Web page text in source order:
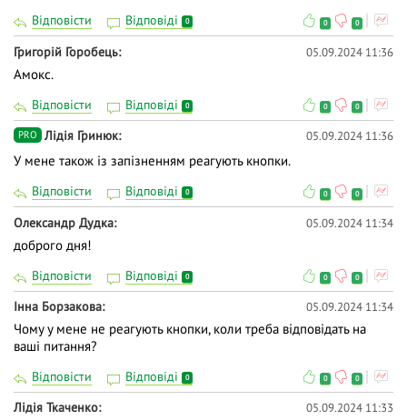
Відповісти Відповіді 0 0 0
Григорій Горобець 05.09.2024 11:36
Амокс.
Відповісти Відповіді 0 0 0
PRO Лідія Гринюк 05.09.2024 11:36
У мене також із запізненням реагують кнопки.
Відповісти Відповіді 0 0 0
Олександр Дудка 05.09.2024 11:34
доброго дня!
Відповісти Відповіді 0 0 0
Інна Борзакова 05.09.2024 11:34
Чому у мене не реагують кнопки, коли треба відповідать на
ваші питання?
Відповісти Відповіді 0 0 0
Лідія Ткаченко 05.09.2024 11:33